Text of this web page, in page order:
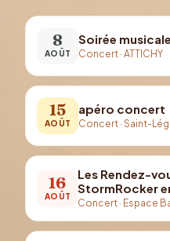
8
AOÛT
Soirée
Concert · ATTICHY
15
AOÛT
apéro concert
Concert · Saint-
16
AOÛT
Les Rendez-
StormRocker
Concert · Espace